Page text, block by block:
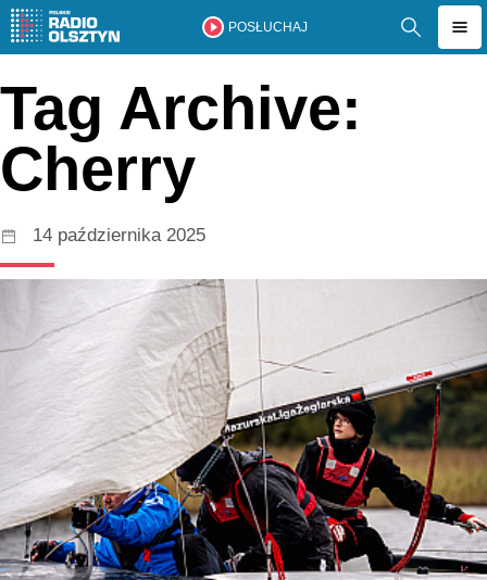
POSŁUCHAJ
Tag Archive:
Cherry
14 października 2025